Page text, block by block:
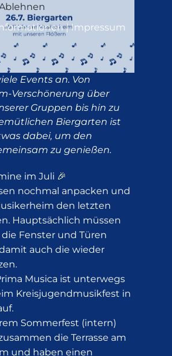
Events an. Von
Verschönerung über
Gruppen bis hin zu
Biergarten ist
dabei, um den
zu genießen.
im Juli 🎉
nochmal anpacken und
den letzten
Hauptsächlich müssen
Fenster und Türen
auch die wieder
Musica ist unterwegs
Kreisjugendmusikfest in
Sommerfest (intern)
die Terrasse am
und haben einen
|Impressum